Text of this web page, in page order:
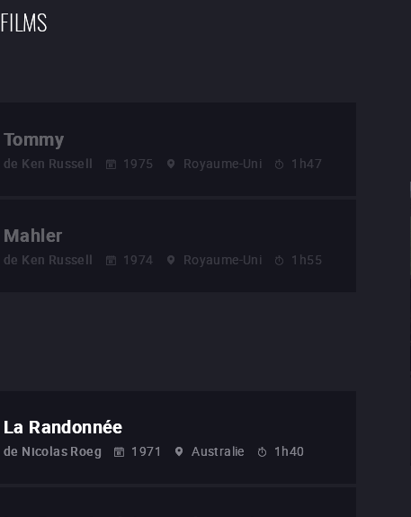
FILMS
Tommy
de Ken Russell 1975 Royaume-Uni 1h47
Mahler
de Ken Russell 1974 Royaume-Uni 1h55
La Randonnée
de Nicolas Roeg 1971 Australie 1h40